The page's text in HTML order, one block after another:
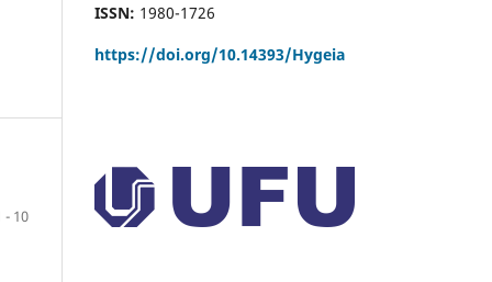
- 10
ISSN: 1980-1726
https://doi.org/10.14393/Hygeia